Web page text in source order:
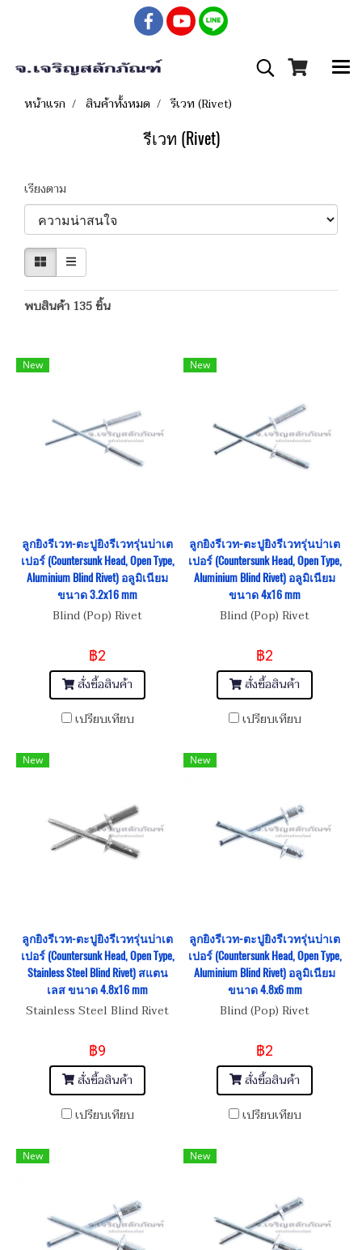
หน้าแรก สินค้าทั้งหมด รีเวท (Rivet)
รีเวท (Rivet)
เรียงตาม
พบสินค้า 135 ชิ้น
New
ลูกยิงรีเวท-ตะปูยิงรีเวทรุ่นบ่าเต
เปอร์ (Countersunk Head, Open Type,
Aluminium Blind Rivet) อลูมิเนียม
ขนาด 3.2x16 mm
Blind (Pop) Rivet
฿2
สั่งซื้อสินค้า
เปรียบเทียบ
New
ลูกยิงรีเวท-ตะปูยิงรีเวทรุ่นบ่าเต
เปอร์ (Countersunk Head, Open Type,
Aluminium Blind Rivet) อลูมิเนียม
ขนาด 4x16 mm
Blind (Pop) Rivet
฿2
สั่งซื้อสินค้า
เปรียบเทียบ
New
ลูกยิงรีเวท-ตะปูยิงรีเวทรุ่นบ่าเต
เปอร์ (Countersunk Head, Open Type,
Stainless Steel Blind Rivet) สแตน
เลส ขนาด 4.8x16 mm
Stainless Steel Blind Rivet
฿9
สั่งซื้อสินค้า
เปรียบเทียบ
New
ลูกยิงรีเวท-ตะปูยิงรีเวทรุ่นบ่าเต
เปอร์ (Countersunk Head, Open Type,
Aluminium Blind Rivet) อลูมิเนียม
ขนาด 4.8x6 mm
Blind (Pop) Rivet
฿2
สั่งซื้อสินค้า
เปรียบเทียบ
New New